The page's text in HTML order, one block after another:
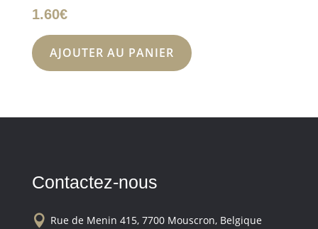
1.60€
AJOUTER AU PANIER
Contactez-nous
 Rue de Menin 415, 7700 Mouscron, Belgique